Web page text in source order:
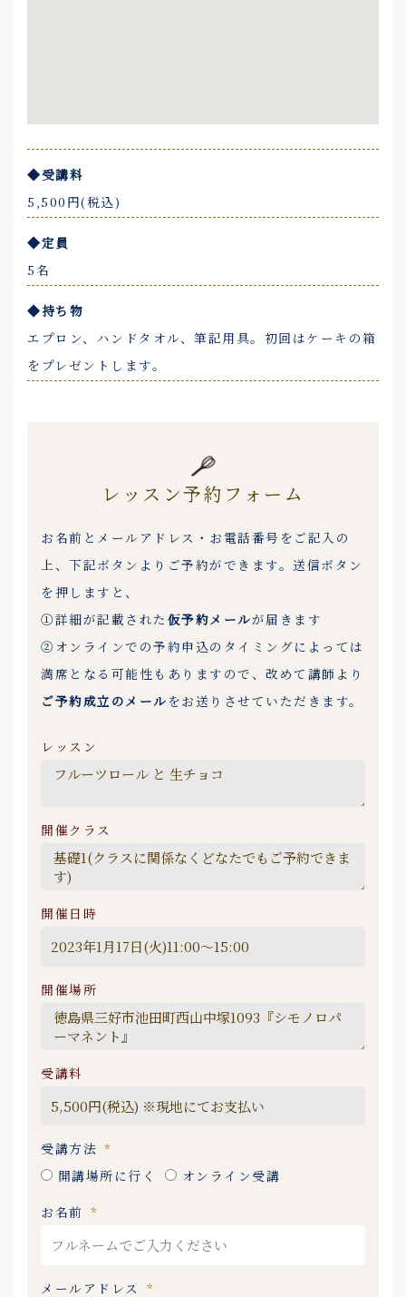
◆受講料
5,500円(税込)
◆定員
5名
◆持ち物
エプロン、ハンドタオル、筆記用具。初回はケーキの箱
をプレゼントします。
レッスン予約フォーム
お名前とメールアドレス・お電話番号をご記入の
上、下記ボタンよりご予約ができます。送信ボタン
を押しますと、
①詳細が記載された 仮予約メールが届きます
②オンラインでの予約申込のタイミングによっては
満席となる可能性もありますので、改めて講師より
ご予約成立のメール をお送りさせていただきます。
レッスン
開催クラス
開催日時
開催場所
受講料
受講方法
開講場所に行く
オンライン受講
お名前
メールアドレス